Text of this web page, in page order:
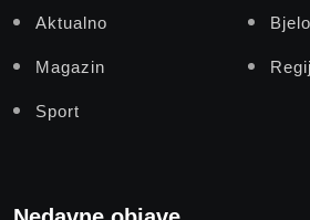
Aktualno
Magazin
Sport